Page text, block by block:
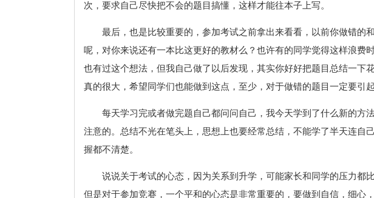
次，要求自己尽快把不会的题目搞懂，这样才能往本子上写。
最后，也是比较重要的，参加考试之前拿出来看看，以前你做错的
呢，对你来说还有一本比这更好的教材么？也许有的同学觉得这样浪费
也有过这个想法，但我自己做了以后发现，其实你好好把题目总结一下
真的很大，希望同学们也能做到这点，至少，对于做错的题目一定要引起
每天学习完或者做完题自己都问问自己，我今天学到了什么新的方
注意的。总结不光在笔头上，思想上也要经常总结，不能学了半天连自
握都不清楚。
说说关于考试的心态，因为关系到升学，可能家长和同学的压力都
但是对于参加竞赛，一个平和的心态是非常重要的，要做到自信，细心，